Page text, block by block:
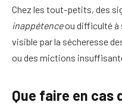
Chez les tout-petits, des
inappétenceou difficulté à
visible par la sécheresse
ou des mictions
Que faire en cas